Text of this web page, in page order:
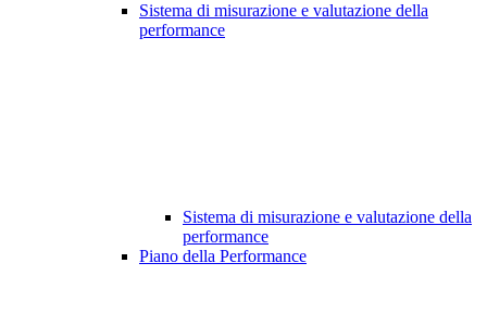
Sistema di misurazione e valutazione della
performance
Sistema di misurazione e valutazione della
performance
Piano della Performance